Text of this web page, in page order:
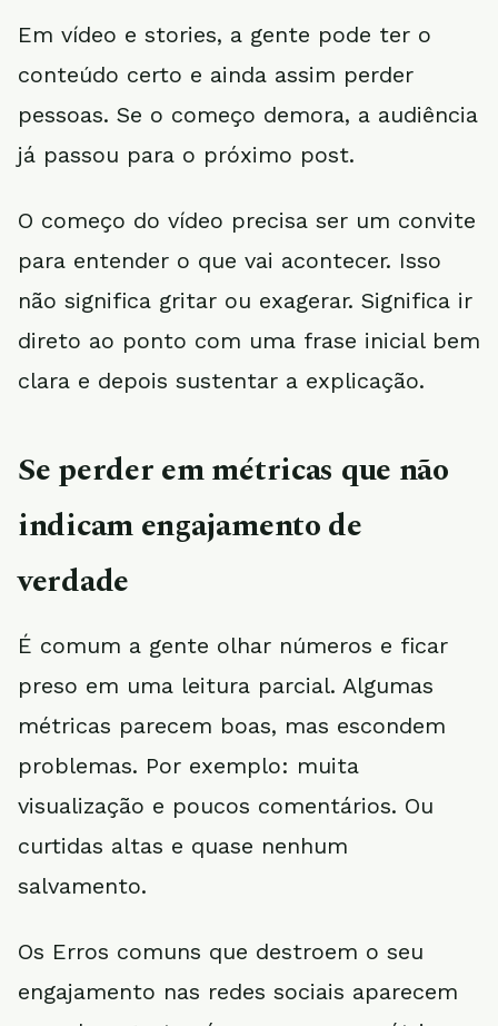
Em vídeo e stories, a gente pode ter o
conteúdo certo e ainda assim perder
pessoas. Se o começo demora, a audiência
já passou para o próximo post.
O começo do vídeo precisa ser um convite
para entender o que vai acontecer. Isso
não significa gritar ou exagerar. Significa ir
direto ao ponto com uma frase inicial bem
clara e depois sustentar a explicação.
Se perder em métricas que não
indicam engajamento de
verdade
É comum a gente olhar números e ficar
preso em uma leitura parcial. Algumas
métricas parecem boas, mas escondem
problemas. Por exemplo: muita
visualização e poucos comentários. Ou
curtidas altas e quase nenhum
salvamento.
Os Erros comuns que destroem o seu
engajamento nas redes sociais aparecem